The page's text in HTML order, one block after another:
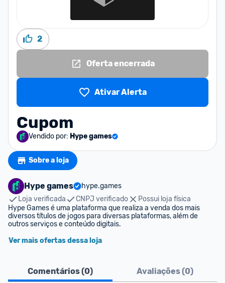
2
Oferta encerrada
Ativar Alerta
Cupom
Vendido por: Hype games
Sobre a loja
Hype games
hype.games
Loja verificada
CNPJ verificado
Possui loja física
Hype Games é uma plataforma que realiza a venda dos mais
diversos títulos de jogos para diversas plataformas, além de
outros serviços e conteúdo digitais.
Ver mais ofertas dessa loja
Comentários (0) Avaliações (0)